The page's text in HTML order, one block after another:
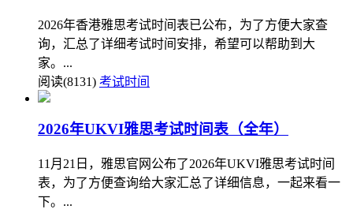
2026年香港雅思考试时间表已公布，为了方便大家查
询，汇总了详细考试时间安排，希望可以帮助到大
家。...
阅读(8131) 考试时间
2026年UKVI雅思考试时间表（全年）
11月21日，雅思官网公布了2026年UKVI雅思考试时间
表，为了方便查询给大家汇总了详细信息，一起来看一
下。...